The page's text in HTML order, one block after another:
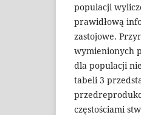
populacji
prawidłową
zastojowe.
wymienionych
dla populacji
tabeli 3
częstościami